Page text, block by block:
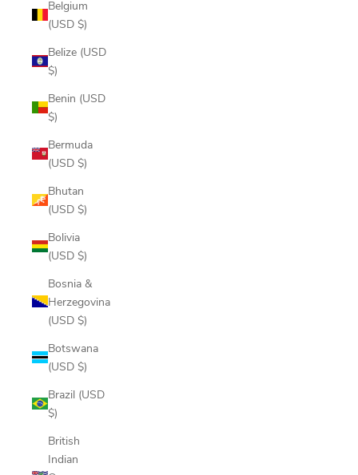
Belgium
(USD $)
Belize (USD
$)
Benin (USD
$)
Bermuda
(USD $)
Bhutan
(USD $)
Bolivia
(USD $)
Bosnia &
Herzegovina
(USD $)
Botswana
(USD $)
Brazil (USD
$)
British
Indian